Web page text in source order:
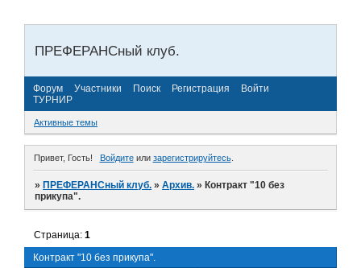
ПРЕФЕРАНСный клуб.
Форум Участники Поиск Регистрация
Войти
ТУРНИР
Активные темы
Привет, Гость! Войдитеили зарегистрируйтесь.
»ПРЕФЕРАНСный клуб. »Архив. »Контракт "10 без
прикупа".
Контракт "10 без прикупа".
Страница:1